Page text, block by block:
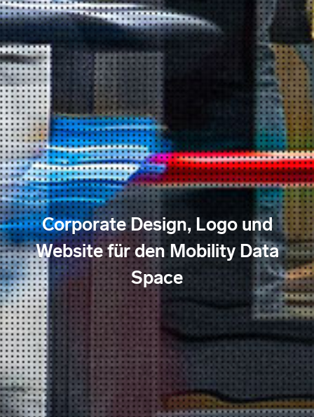
Corporate Design, Logo und
Website für den Mobility Data
Space